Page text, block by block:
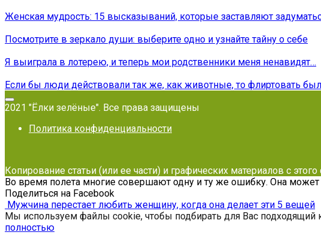
Женская мудрость: 15 высказываний, которые заставляют
Посмотрите в зеркало души: выберите одно и узнайте тайну о себе
Я выиграла в лотерею, и теперь мои родственники меня ненавидят…
Если бы люди действовали так же, как животные, то флиртовать
2021 "Ёлки зелёные". Все права защищены
Политика конфиденциальности
Копирование статьи (или ее части) и графических материалов с
Во время полета многие совершают одну и ту же ошибку. Она
Поделиться на Facebook
Мужчина перестает любить женщину, когда она делает эти 5 вещей
Мы используем файлы cookie, чтобы подбирать для Вас подходящий
полностью